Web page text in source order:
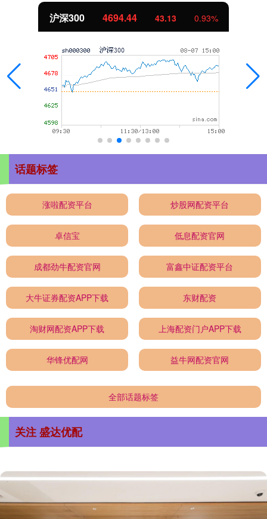
北证50 1134.24 11.37 1.01%
话题标签
涨啦配资平台 炒股网配资平台
卓信宝 低息配资官网
成都劲牛配资官网 富鑫中证配资平台
大牛证券配资APP下载 东财配资
淘财网配资APP下载 上海配资门户APP下载
华锋优配网 益牛网配资官网
全部话题标签
关注 盛达优配